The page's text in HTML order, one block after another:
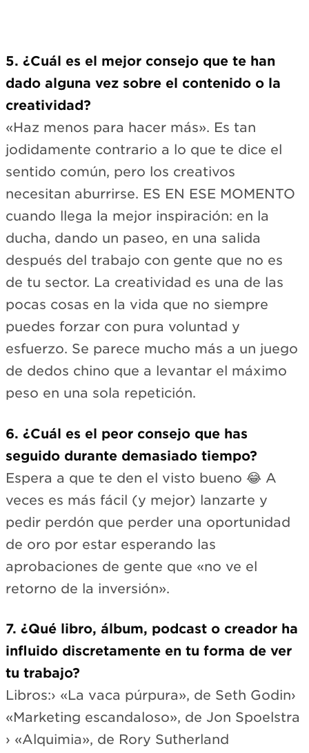
5. ¿Cuál es el mejor consejo que te han
dado alguna vez sobre el contenido o la
creatividad?
«Haz menos para hacer más». Es tan
jodidamente contrario a lo que te dice el
sentido común, pero los creativos
necesitan aburrirse. ES EN ESE MOMENTO
cuando llega la mejor inspiración: en la
ducha, dando un paseo, en una salida
después del trabajo con gente que no es
de tu sector. La creatividad es una de las
pocas cosas en la vida que no siempre
puedes forzar con pura voluntad y
esfuerzo. Se parece mucho más a un juego
de dedos chino que a levantar el máximo
peso en una sola repetición.
6. ¿Cuál es el peor consejo que has
seguido durante demasiado tiempo?
Espera a que te den el visto bueno 😂 A
veces es más fácil (y mejor) lanzarte y
pedir perdón que perder una oportunidad
de oro por estar esperando las
aprobaciones de gente que «no ve el
retorno de la inversión».
7. ¿Qué libro, álbum, podcast o creador ha
influido discretamente en tu forma de ver
tu trabajo?
Libros:› «La vaca púrpura», de Seth Godin›
«Marketing escandaloso», de Jon Spoelstra
› «Alquimia», de Rory Sutherland